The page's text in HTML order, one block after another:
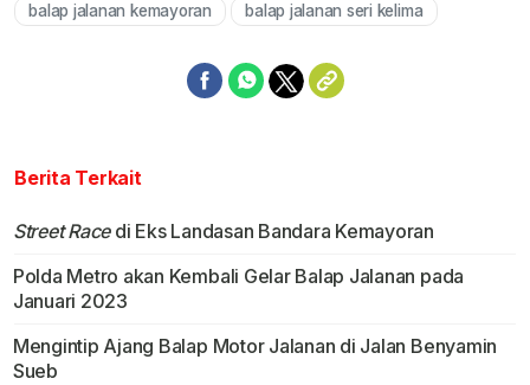
balap jalanan kemayoran balap jalanan seri kelima
Berita Terkait
Street Race di Eks Landasan Bandara Kemayoran
Polda Metro akan Kembali Gelar Balap Jalanan pada
Januari 2023
Mengintip Ajang Balap Motor Jalanan di Jalan Benyamin
Sueb